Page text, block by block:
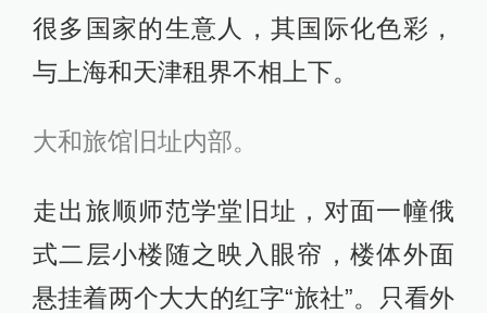
很多国家的生意人，其国际化色彩，
与上海和天津租界不相上下。
大和旅馆旧址内部。
走出旅顺师范学堂旧址，对面一幢俄
式二层小楼随之映入眼帘，楼体外面
悬挂着两个大大的红字“旅社”。只看外